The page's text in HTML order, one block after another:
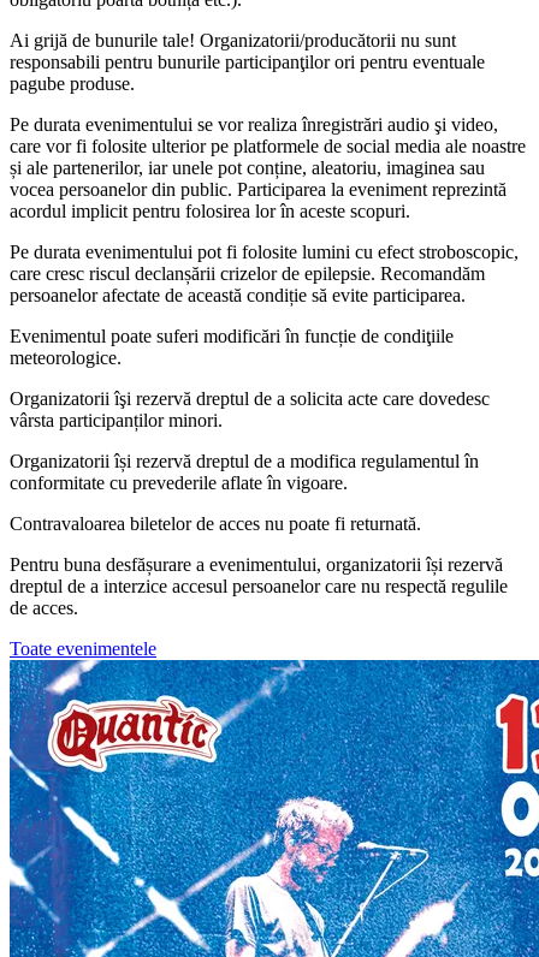
Ai grijă de bunurile tale! Organizatorii/producătorii nu sunt
responsabili pentru bunurile participanţilor ori pentru eventuale
pagube produse.
Pe durata evenimentului se vor realiza înregistrări audio şi video,
care vor fi folosite ulterior pe platformele de social media ale noastre
și ale partenerilor, iar unele pot conține, aleatoriu, imaginea sau
vocea persoanelor din public. Participarea la eveniment reprezintă
acordul implicit pentru folosirea lor în aceste scopuri.
Pe durata evenimentului pot fi folosite lumini cu efect stroboscopic,
care cresc riscul declanșării crizelor de epilepsie. Recomandăm
persoanelor afectate de această condiție să evite participarea.
Evenimentul poate suferi modificări în funcție de condiţiile
meteorologice.
Organizatorii îşi rezervă dreptul de a solicita acte care dovedesc
vârsta participanților minori.
Organizatorii își rezervă dreptul de a modifica regulamentul în
conformitate cu prevederile aflate în vigoare.
Contravaloarea biletelor de acces nu poate fi returnată.
Pentru buna desfășurare a evenimentului, organizatorii își rezervă
dreptul de a interzice accesul persoanelor care nu respectă regulile
de acces.
Toate evenimentele